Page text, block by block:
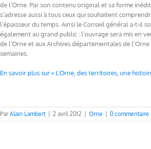
de l’Orne. Par son contenu original et sa forme
s’adresse aussi à tous ceux qui souhaitent
l’épaisseur du temps. Ainsi le Conseil général a-t-il
également au grand public : l’ouvrage sera mis en
de l’Orne et aux Archives départementales de
semaines.
En savoir plus sur « L’Orne, des territoires, une
ParAlain Lambert 2 avril 2012 Orne 0 commentaire